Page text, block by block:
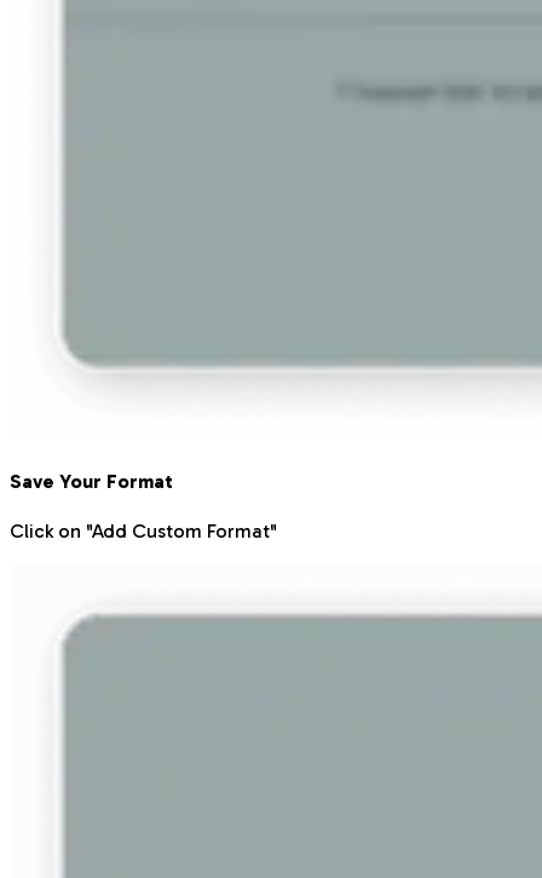
Save Your Format
Click on "Add Custom Format"